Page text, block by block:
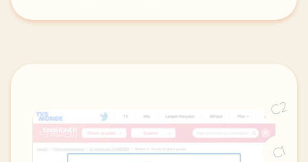
le respect de votre vie privee est une priorite
C2
C1